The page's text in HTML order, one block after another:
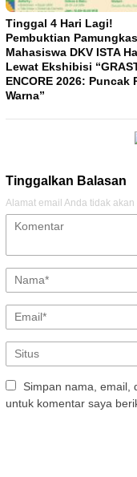
Tinggal 4 Hari Lagi!
Pembuktian Pamungkas
Mahasiswa DKV ISTA
Lewat Ekshibisi
ENCORE 2026: Puncak
Warna”
Tinggalkan Balasan
Alamat email Anda tidak
Simpan nama, email,
untuk komentar saya